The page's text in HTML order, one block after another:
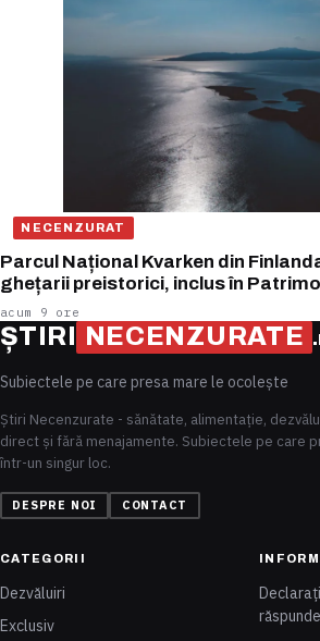
NECENZURAT
Parcul Național Kvarken din
ghețarii preistorici, inclus în
acum 9 ore
ȘTIRI NECENZURATE
Subiectele pe care presa mare le ocolește
Știri Necenzurate - sănătate, alimentație,
direct și fără menajamente. Subiectele pe care
într-un singur loc.
DESPRE NOI CONTACT
CATEGORII
Dezvăluiri
Exclusiv